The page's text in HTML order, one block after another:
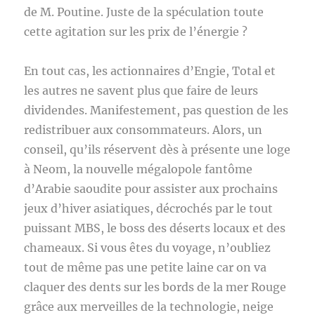
de M. Poutine. Juste de la spéculation toute
cette agitation sur les prix de l’énergie ?
En tout cas, les actionnaires d’Engie, Total et
les autres ne savent plus que faire de leurs
dividendes. Manifestement, pas question de les
redistribuer aux consommateurs. Alors, un
conseil, qu’ils réservent dès à présente une loge
à Neom, la nouvelle mégalopole fantôme
d’Arabie saoudite pour assister aux prochains
jeux d’hiver asiatiques, décrochés par le tout
puissant MBS, le boss des déserts locaux et des
chameaux. Si vous êtes du voyage, n’oubliez
tout de même pas une petite laine car on va
claquer des dents sur les bords de la mer Rouge
grâce aux merveilles de la technologie, neige